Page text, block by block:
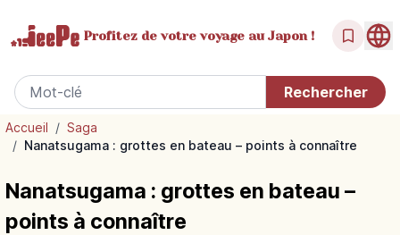
Profitez de votrevoyage au Japon !
Accueil / Saga
/ Nanatsugama : grottes en bateau – points à connaître
Nanatsugama : grottes en bateau –
points à connaître